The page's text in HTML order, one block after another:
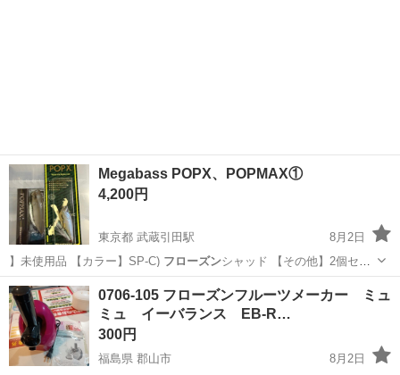
Megabass POPX、POPMAX①
4,200円
東京都 武蔵引田駅
8月2日
】未使用品 【カラー】SP-C) フローズンシャッド 【その他】2個セッ
ト 新…
東京 あきる野市 その他
0706-105 フローズンフルーツメーカー ミュ
ミュ イーバランス EB-R…
300円
福島県 郡山市
8月2日